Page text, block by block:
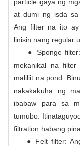
at dumi ng isda sa
Ang filter na ito ay
linisin nang regular
● Sponge filter:
mekanikal na
maliliit na pond.
nakakakuha ng
ibabaw para sa
tumubo.
filtration habang
● Felt filter: Ang